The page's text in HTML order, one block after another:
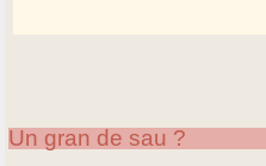
Un gran de sau ?